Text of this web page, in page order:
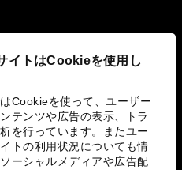
イトはCookieを使用し
Cookieを使って、ユーザー
テンツや広告の表示、トラ
を行っています。またユー
トの利用状況についても情
ーシャルメディアや広告配
み